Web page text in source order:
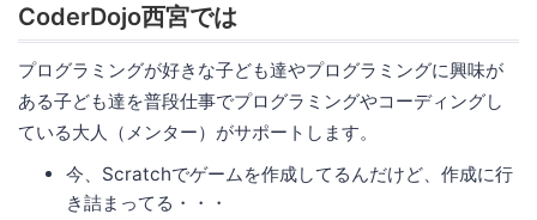
CoderDojo西宮では
プログラミングが好きな子ども達やプログラミングに興味が
ある子ども達を普段仕事でプログラミングやコーディングし
ている大人（メンター）がサポートします。
今、Scratchでゲームを作成してるんだけど、作成に行
き詰まってる・・・